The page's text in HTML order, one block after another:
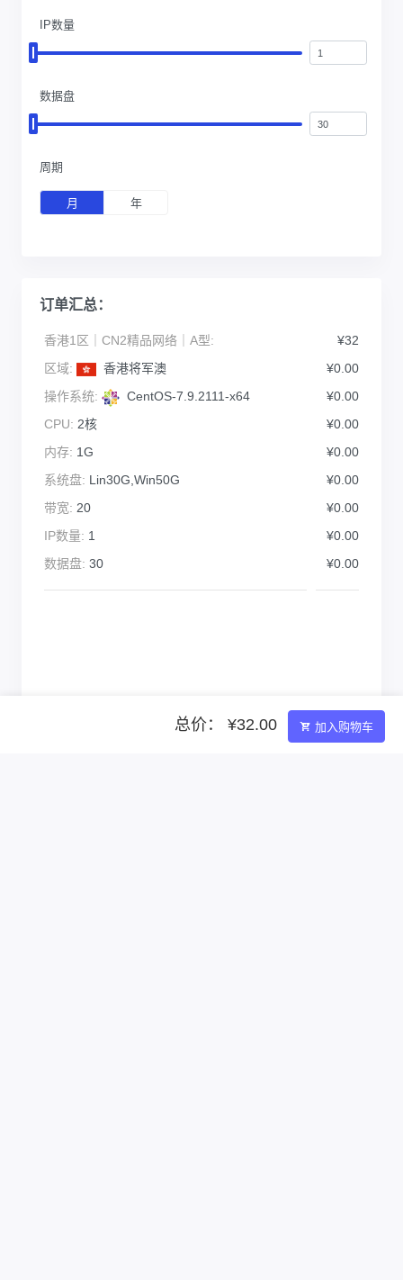
IP数量
数据盘
周期
月 年
订单汇总：
香港1区｜CN2精品网络｜A型:
¥32
区域:
香港将军澳
¥0.00
操作系统:
CentOS-7.9.2111-x64
¥0.00
CPU: 2核
¥0.00
内存: 1G
¥0.00
系统盘: Lin30G,Win50G
¥0.00
带宽: 20
¥0.00
IP数量: 1
¥0.00
数据盘: 30 ¥0.00
总价： ¥32.00 加入购物车